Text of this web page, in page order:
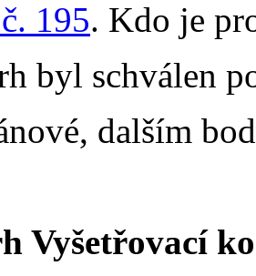
195. Kdo je
byl schválen
dalším
Vyšetřovací